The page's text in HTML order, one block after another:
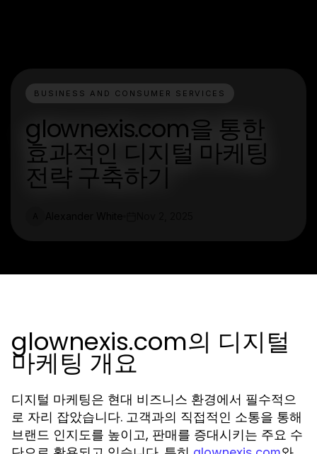
BUSINESS AND CONSUMER SERVICES
glownexis.com을 통한
효과적인 디지털 마케팅
전략 구축하기
glownexis.com의 디지털
마케팅 개요
디지털 마케팅은 현대 비즈니스 환경에서 필수적으
로 자리 잡았습니다. 고객과의 직접적인 소통을 통해
브랜드 인지도를 높이고, 판매를 증대시키는 주요 수